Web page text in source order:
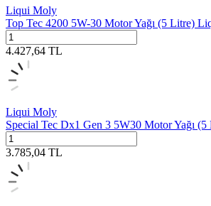
Liqui Moly
Top Tec 4200 5W-30 Motor Yağı (5 Litre)
4.427,64 TL
Liqui Moly
Special Tec Dx1 Gen 3 5W30 Motor Yağı
3.785,04 TL